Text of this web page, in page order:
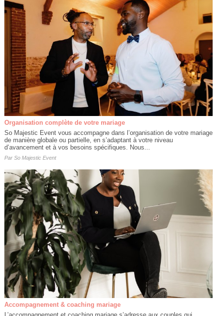
Organisation complète de votre mariage
So Majestic Event vous accompagne dans l’organisation de votre mariage
de manière globale ou partielle, en s’adaptant à votre niveau
d’avancement et à vos besoins spécifiques. Nous...
Par So Majestic Event
Accompagnement & coaching mariage